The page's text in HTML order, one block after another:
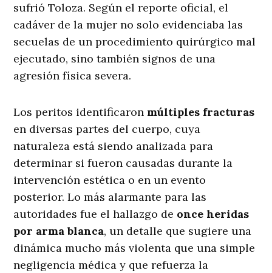
sufrió Toloza. Según el reporte oficial, el
cadáver de la mujer no solo evidenciaba las
secuelas de un procedimiento quirúrgico mal
ejecutado, sino también signos de una
agresión física severa.
Los peritos identificaron múltiples fracturas
en diversas partes del cuerpo, cuya
naturaleza está siendo analizada para
determinar si fueron causadas durante la
intervención estética o en un evento
posterior. Lo más alarmante para las
autoridades fue el hallazgo de once heridas
por arma blanca, un detalle que sugiere una
dinámica mucho más violenta que una simple
negligencia médica y que refuerza la